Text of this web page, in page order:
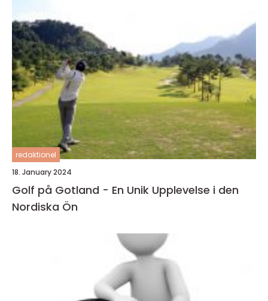
redaktionel
18. January 2024
Golf på Gotland - En Unik Upplevelse i den
Nordiska Ön